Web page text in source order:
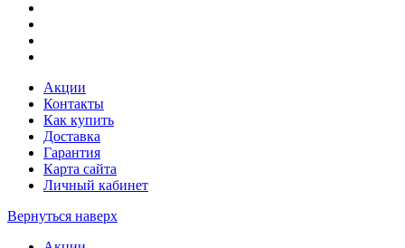
Акции
Контакты
Как купить
Доставка
Гарантия
Карта сайта
Личный кабинет
Вернуться наверх